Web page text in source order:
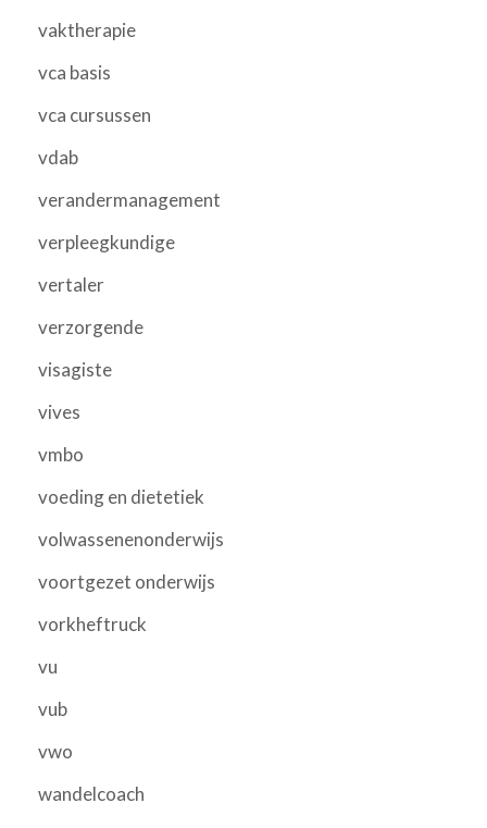
vaktherapie
vca basis
vca cursussen
vdab
verandermanagement
verpleegkundige
vertaler
verzorgende
visagiste
vives
vmbo
voeding en dietetiek
volwassenenonderwijs
voortgezet onderwijs
vorkheftruck
vu
vub
vwo
wandelcoach